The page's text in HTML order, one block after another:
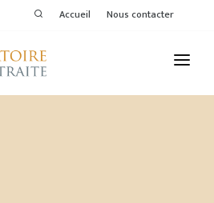
Accueil Nous contacter